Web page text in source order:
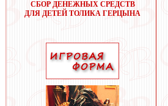
СБОР ДЕНЕЖНЫХ СРЕДСТВ
ДЛЯ ДЕТЕЙ ТОЛИКА ГЕРЦЫНА